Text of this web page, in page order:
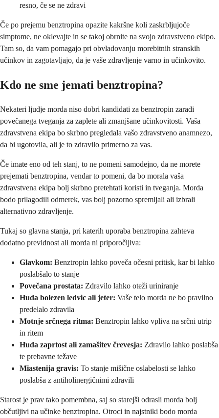
resno, če se ne zdravi
Če po prejemu benztropina opazite kakršne koli zaskrbljujoče
simptome, ne oklevajte in se takoj obrnite na svojo zdravstveno ekipo.
Tam so, da vam pomagajo pri obvladovanju morebitnih stranskih
učinkov in zagotavljajo, da je vaše zdravljenje varno in učinkovito.
Kdo ne sme jemati benztropina?
Nekateri ljudje morda niso dobri kandidati za benztropin zaradi
povečanega tveganja za zaplete ali zmanjšane učinkovitosti. Vaša
zdravstvena ekipa bo skrbno pregledala vašo zdravstveno anamnezo,
da bi ugotovila, ali je to zdravilo primerno za vas.
Če imate eno od teh stanj, to ne pomeni samodejno, da ne morete
prejemati benztropina, vendar to pomeni, da bo morala vaša
zdravstvena ekipa bolj skrbno pretehtati koristi in tveganja. Morda
bodo prilagodili odmerek, vas bolj pozorno spremljali ali izbrali
alternativno zdravljenje.
Tukaj so glavna stanja, pri katerih uporaba benztropina zahteva
dodatno previdnost ali morda ni priporočljiva:
Glavkom: Benztropin lahko poveča očesni pritisk, kar bi lahko
poslabšalo to stanje
Povečana prostata: Zdravilo lahko oteži uriniranje
Huda bolezen ledvic ali jeter: Vaše telo morda ne bo pravilno
predelalo zdravila
Motnje srčnega ritma: Benztropin lahko vpliva na srčni utrip
in ritem
Huda zaprtost ali zamašitev črevesja: Zdravilo lahko poslabša
te prebavne težave
Miastenija gravis: To stanje mišične oslabelosti se lahko
poslabša z antiholinergičnimi zdravili
Starost je prav tako pomembna, saj so starejši odrasli morda bolj
občutljivi na učinke benztropina. Otroci in najstniki bodo morda